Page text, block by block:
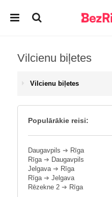
Vilcienu biļetes
Vilcienu biļetes
Populārākie reisi:
Daugavpils ➔ Rīga
Rīga➔ Daugavpils
Jelgava➔ Rīga
Rīga➔ Jelgava
Rēzekne 2 ➔ Rīga